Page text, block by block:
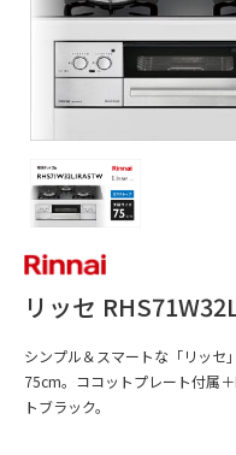
リッセ
シンプル＆スマートな「リッセ
75cm。ココットプレート付属
トブラック。